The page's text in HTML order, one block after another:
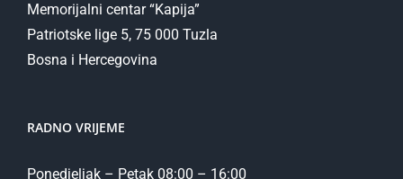
Memorijalni centar “Kapija”
Patriotske lige 5, 75 000 Tuzla
Bosna i Hercegovina
RADNO VRIJEME
Ponedjeljak – Petak 08:00 – 16:00